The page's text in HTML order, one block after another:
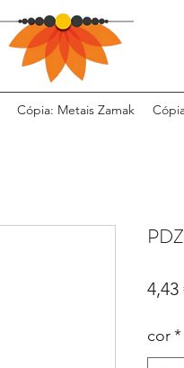
Cópia: Metais Zamak
4,43
cor*